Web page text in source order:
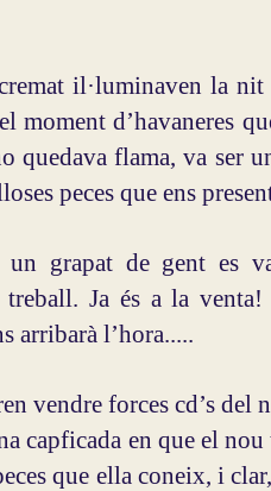
il·luminaven la
moment d’havaneres
quedava flama, va ser
peces que ens
grapat de gent es
Ja és a la
arribarà l’hora.....
vendre forces cd’s
capficada en que el
que ella coneix, i